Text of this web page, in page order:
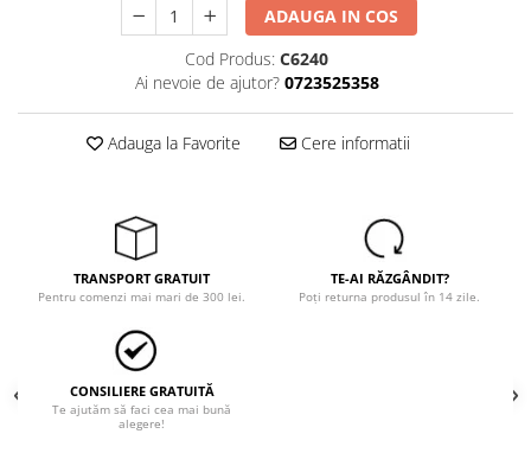
îmbrăcăminte pentru damă
Vizibilitate înalta hi-vis
îmbrăcăminte de lucru
înaltă vizibilitate hi-vis
Combinezoane
Pantaloni
Pantaloni scurti
ADAUGA IN COS
Cod Produs: C6240
Ai nevoie de ajutor? 0723525358
Adauga la Favorite Cere informatii
TRANSPORT GRATUIT
Pentru comenzi mai mari de 300 lei.
TE-AI RĂZGÂNDIT?
Poți returna produsul în 14 zile.
CONSILIERE GRATUITĂ
Te ajutăm să faci cea mai bună
alegere!